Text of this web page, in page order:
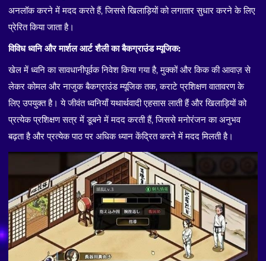
अनलॉक करने में मदद करते हैं, जिससे खिलाड़ियों को लगातार सुधार करने के लिए
प्रेरित किया जाता है।
विविध ध्वनि और मार्शल आर्ट शैली का बैकग्राउंड म्यूजिक:
खेल में ध्वनि का सावधानीपूर्वक निवेश किया गया है, मुक्कों और किक की आवाज़ से
लेकर कोमल और नाजुक बैकग्राउंड म्यूजिक तक, कराटे प्रशिक्षण वातावरण के
लिए उपयुक्त है। ये जीवंत ध्वनियाँ यथार्थवादी एहसास लाती हैं और खिलाड़ियों को
प्रत्येक प्रशिक्षण सत्र में डूबने में मदद करती हैं, जिससे मनोरंजन का अनुभव
बढ़ता है और प्रत्येक पाठ पर अधिक ध्यान केंद्रित करने में मदद मिलती है।